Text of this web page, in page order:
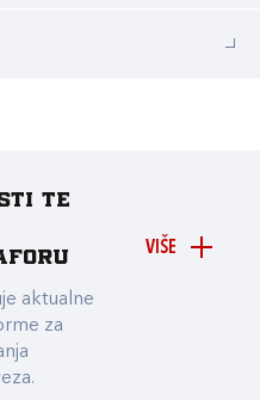
VIŠE
te
aktualne
za